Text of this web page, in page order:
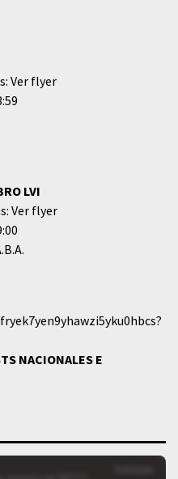
Ver flyer
LVI
Ver flyer
NACIONALES E